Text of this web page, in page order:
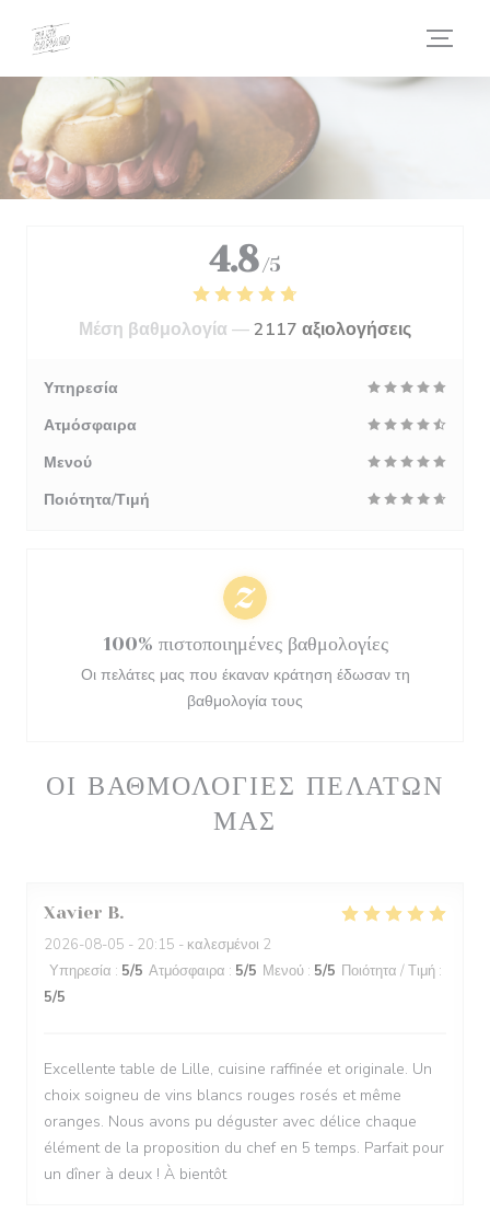
ΟΙ ΒΑΘΜΟΛΟΓΊΕΣ ΠΕΛΑΤΏΝ
ΜΑΣ
Xavier B
2026-08-05 - 20:15 - καλεσμένοι 2
Υπηρεσία : 5/5 Ατμόσφαιρα : 5/5 Μενού : 5/5 Ποιότητα / Τιμή :
5/5
Excellente table de Lille, cuisine raffinée et originale. Un
choix soigneu de vins blancs rouges rosés et même
oranges. Nous avons pu déguster avec délice chaque
élément de la proposition du chef en 5 temps. Parfait pour
un dîner à deux ! À bientôt
4.8 /5
Μέση βαθμολογία —2117 αξιολογήσεις
Υπηρεσία
Ατμόσφαιρα
Μενού
Ποιότητα/Τιμή
100% πιστοποιημένες βαθμολογίες
Οι πελάτες μας που έκαναν κράτηση έδωσαν τη
βαθμολογία τους